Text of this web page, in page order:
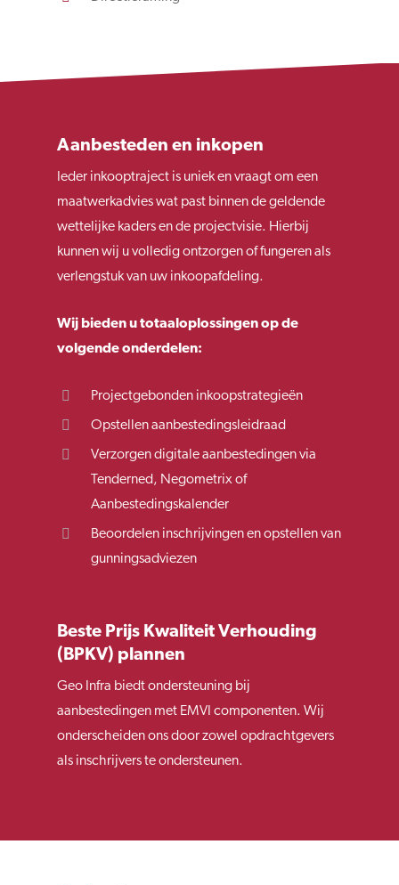
Aanbesteden en inkopen
Ieder inkooptraject is uniek en vraagt om een
maatwerkadvies wat past binnen de geldende
wettelijke kaders en de projectvisie. Hierbij
kunnen wij u volledig ontzorgen of fungeren als
verlengstuk van uw inkoopafdeling.
Wij bieden u totaaloplossingen op de
volgende onderdelen:
Projectgebonden inkoopstrategieën
Opstellen aanbestedingsleidraad
Verzorgen digitale aanbestedingen via
Tenderned, Negometrix of
Aanbestedingskalender
Beoordelen inschrijvingen en opstellen van
gunningsadviezen
Beste Prijs Kwaliteit Verhouding
(BPKV) plannen
Geo Infra biedt ondersteuning bij
aanbestedingen met EMVI componenten. Wij
onderscheiden ons door zowel opdrachtgevers
als inschrijvers te ondersteunen.